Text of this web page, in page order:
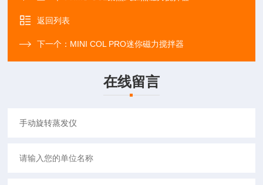
返回列表
下一个： MINI COL PRO迷你磁力搅拌器
在线留言